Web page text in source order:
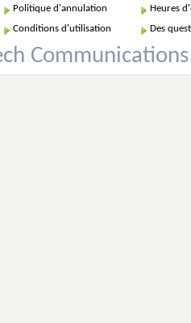
Politique d'annulation
Heures
Conditions d'utilisation Des
Communications